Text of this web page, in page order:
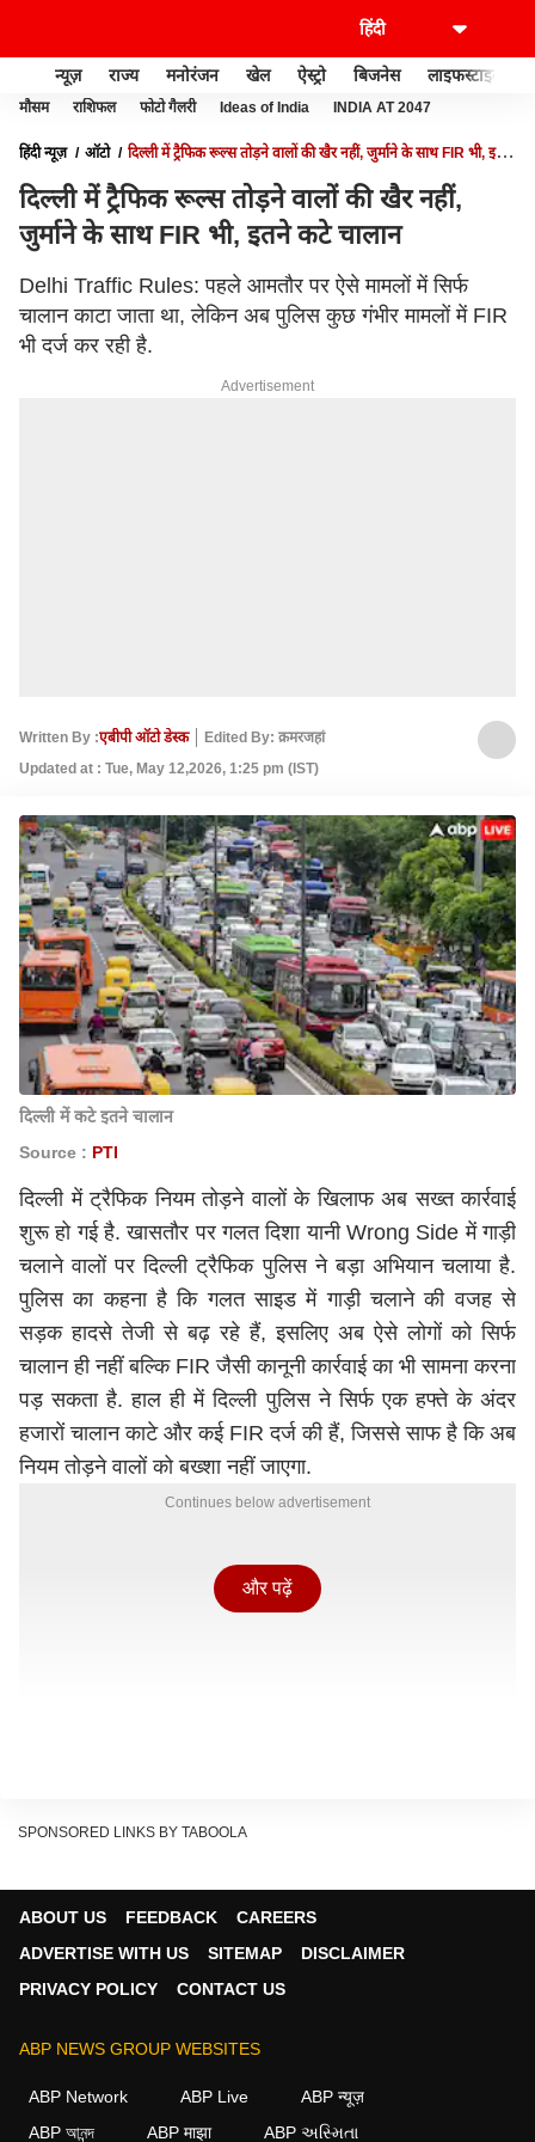
न्यूज़ राज्य मनोरंजन खेल ऐस्ट्रो बिजनेस लाइफस्टाइल
मौसम राशिफल फोटो गैलरी Ideas of India INDIA AT 2047
हिंदी न्यूज़ ऑटो
दिल्ली में ट्रैफिक रूल्स तोड़ने वालों की खैर नहीं, जुर्माने के साथ FIR भी, इतने
दिल्ली में ट्रैफिक रूल्स तोड़ने वालों की खैर नहीं,
जुर्माने के साथ FIR भी, इतने कटे चालान
Delhi Traffic Rules: पहले आमतौर पर ऐसे मामलों में सिर्फ
चालान काटा जाता था, लेकिन अब पुलिस कुछ गंभीर मामलों में FIR
भी दर्ज कर रही है.
Advertisement
Written By :एबीपी ऑटो डेस्क
Edited By: क़मरजहां
Updated at : Tue, May 12,2026, 1:25 pm (IST)
दिल्ली में कटे इतने चालान
Source : PTI
दिल्ली में ट्रैफिक नियम तोड़ने वालों के खिलाफ अब सख्त कार्रवाई
शुरू हो गई है. खासतौर पर गलत दिशा यानी Wrong Side में गाड़ी
चलाने वालों पर दिल्ली ट्रैफिक पुलिस ने बड़ा अभियान चलाया है.
पुलिस का कहना है कि गलत साइड में गाड़ी चलाने की वजह से
सड़क हादसे तेजी से बढ़ रहे हैं, इसलिए अब ऐसे लोगों को सिर्फ
चालान ही नहीं बल्कि FIR जैसी कानूनी कार्रवाई का भी सामना करना
पड़ सकता है. हाल ही में दिल्ली पुलिस ने सिर्फ एक हफ्ते के अंदर
हजारों चालान काटे और कई FIR दर्ज की हैं, जिससे साफ है कि अब
नियम तोड़ने वालों को बख्शा नहीं जाएगा.
Continues below advertisement
रिपोर्ट के मुताबिक दिल्ली ट्रैफिक पुलिस ने 4 मई 2026 से एक
ड्राइविंग करने वालों के खिलाफ 7,249 चालान जारी किए गए.
और पढ़ें
SPONSORED LINKS BY TABOOLA
ABOUT US FEEDBACK
CAREERS
ADVERTISE WITH US
SITEMAP
DISCLAIMER
PRIVACY POLICY
CONTACT US
ABP NEWS GROUP WEBSITES
ABP Network ABP Live
ABP न्यूज़
ABP আনন্দ
ABP माझा ABP અસ્મિતા